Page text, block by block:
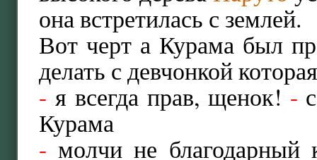
она встретилась с землей.
Вот черт а Курама был
делать с девчонкой
- я всегда прав, щенок! -
Курама
- молчи не